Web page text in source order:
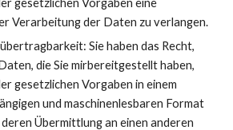
gesetzlichen Vorgaben eine
Verarbeitung der Daten zu verlangen.
Sie haben das Recht,
die Sie mirbereitgestellt haben,
gesetzlichen Vorgaben in einem
und maschinenlesbaren Format
Übermittlung an einen anderen